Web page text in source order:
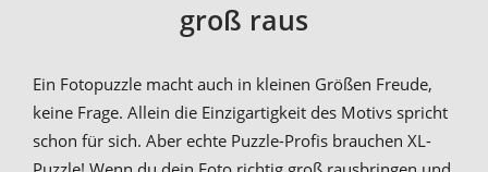
groß raus
Ein Fotopuzzle macht auch in kleinen Größen Freude,
keine Frage. Allein die Einzigartigkeit des Motivs spricht
schon für sich. Aber echte Puzzle-Profis brauchen XL-